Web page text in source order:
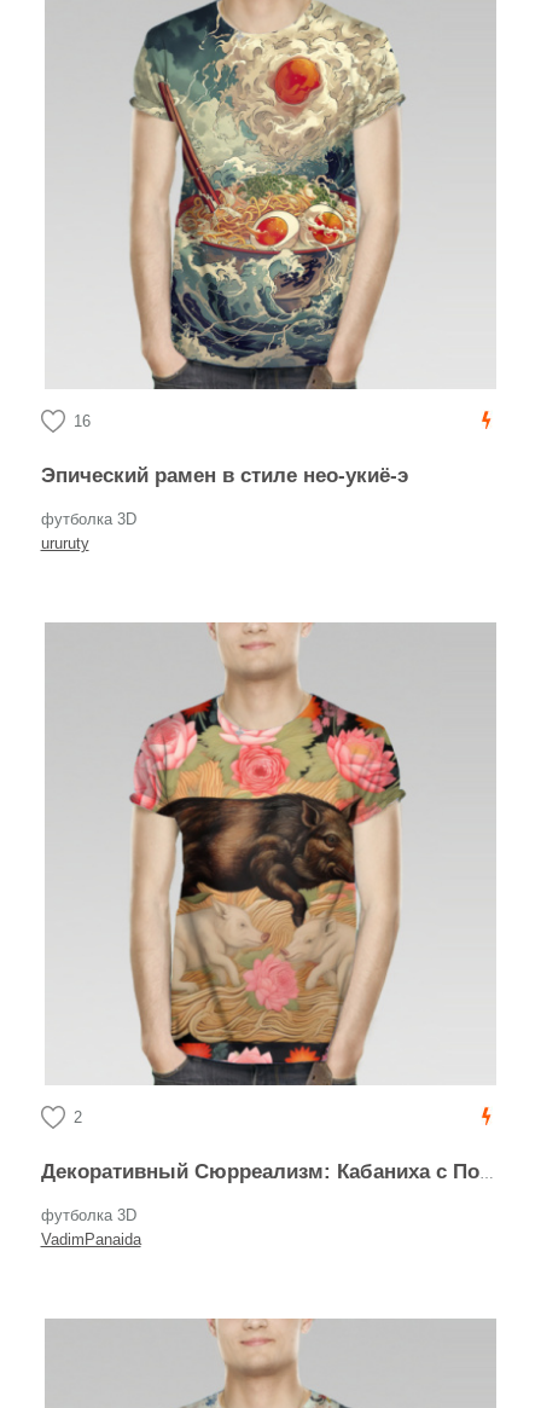
16
Эпический рамен в стиле нео-укиё-э
футболка 3D
ururuty
2
Декоративный Сюрреализм: Кабаниха с Поросятами
футболка 3D
VadimPanaida